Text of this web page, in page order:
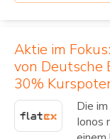
Aktie im
von Deutsche
30%
Die
Ionos